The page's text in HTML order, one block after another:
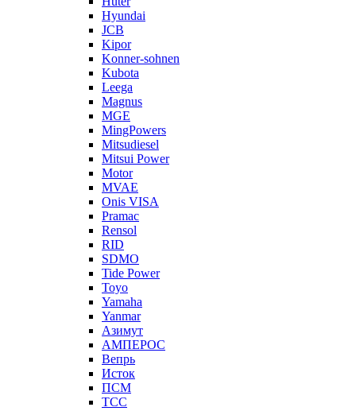
Hyundai
JCB
Kipor
Konner-sohnen
Kubota
Leega
Magnus
MGE
MingPowers
Mitsudiesel
Mitsui Power
Motor
MVAE
Onis VISA
Pramac
Rensol
RID
SDMO
Tide Power
Toyo
Yamaha
Yanmar
Азимут
АМПЕРОС
Вепрь
Исток
ПСМ
ТСС